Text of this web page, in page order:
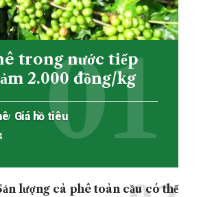
trong nước tiếp
2.000 đồng/kg
Giá hồ tiêu
lượng cà phê toàn cầu có thể